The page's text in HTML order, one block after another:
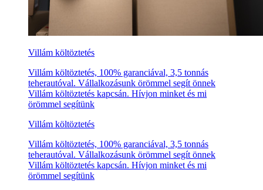
Villám költöztetés
Villám költöztetés, 100% garanciával, 3,5 tonnás
teherautóval. Vállalkozásunk örömmel segít önnek
Villám költöztetés kapcsán. Hívjon minket és mi
örömmel segítünk
Villám költöztetés
Villám költöztetés, 100% garanciával, 3,5 tonnás
teherautóval. Vállalkozásunk örömmel segít önnek
Villám költöztetés kapcsán. Hívjon minket és mi
örömmel segítünk